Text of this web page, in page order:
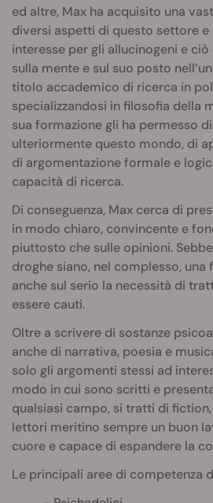
ed altre, Max ha acquisito una
diversi aspetti di questo settore
interesse per gli allucinogeni e
sulla mente e sul suo posto
titolo accademico di ricerca in
specializzandosi in filosofia della
sua formazione gli ha permesso
ulteriormente questo mondo, di
di argomentazione formale e
capacità di ricerca.
Di conseguenza, Max cerca di
in modo chiaro, convincente e
piuttosto che sulle opinioni.
droghe siano, nel complesso,
anche sul serio la necessità di
essere cauti.
Oltre a scrivere di sostanze
anche di narrativa, poesia e
solo gli argomenti stessi ad
modo in cui sono scritti e
qualsiasi campo, si tratti di
lettori meritino sempre un buon
cuore e capace di espandere la
Le principali aree di competenza